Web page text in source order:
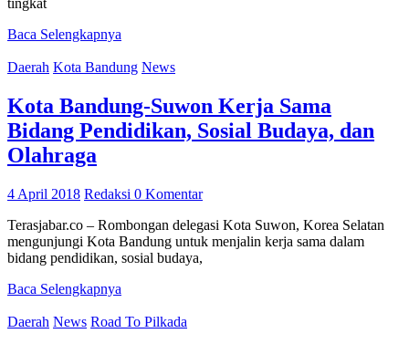
Baca Selengkapnya
Daerah Kota Bandung News
Kota Bandung-Suwon Kerja Sama
Bidang Pendidikan, Sosial Budaya, dan
Olahraga
4 April 2018 Redaksi 0 Komentar
Terasjabar.co – Rombongan delegasi Kota Suwon, Korea Selatan
mengunjungi Kota Bandung untuk menjalin kerja sama dalam
bidang pendidikan, sosial budaya,
Baca Selengkapnya
Daerah News Road To Pilkada